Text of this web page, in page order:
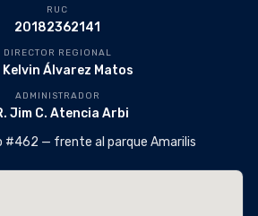
RUC
20182362141
DIRECTOR REGIONAL
Kelvin Álvarez Matos
ADMINISTRADOR
Jim C. Atencia Arbi
#462 — frente al parque Amarilis